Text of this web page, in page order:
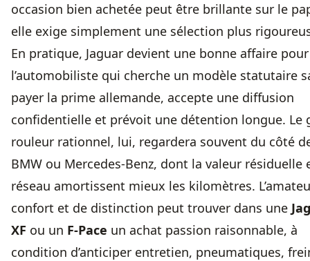
occasion bien achetée peut être brillante sur le
elle exige simplement une sélection plus
En pratique, Jaguar devient une bonne affaire pour
l’automobiliste qui cherche un modèle statutaire
payer la prime allemande, accepte une diffusion
confidentielle et prévoit une détention longue. Le
rouleur rationnel, lui, regardera souvent du côté
BMW ou Mercedes-Benz, dont la valeur résiduelle
réseau amortissent mieux les kilomètres.
confort et de distinction peut trouver dans une
XF ou un F-Pace un achat passion raisonnable, à
condition d’anticiper entretien, pneumatiques,